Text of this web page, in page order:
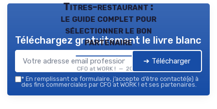
Titres-restaurant :
le guide complet pour
sélectionner le bon
partenaire
CFO at WORK ! — 2026
Téléchargez gratuitement le livre blanc
➔ Télécharger
* En remplissant ce formulaire, j’accepte d’être contacté(e) à
des fins commerciales par CFO at WORK ! et ses partenaires.